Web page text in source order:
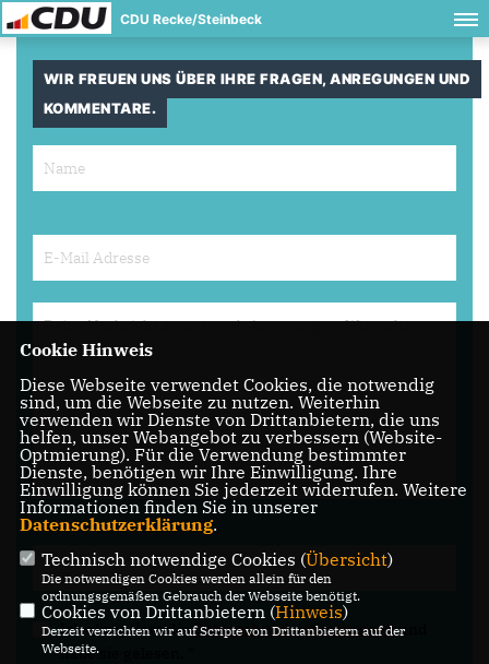
CDU Recke/Steinbeck
WIR FREUEN UNS ÜBER IHRE FRAGEN, ANREGUNGEN UND
KOMMENTARE.
Ich akzeptiere dieDatenschutzbestimmungenund
habe sie gelesen.
Cookie Hinweis
Diese Webseite verwendet Cookies, die notwendig
sind, um die Webseite zu nutzen. Weiterhin
verwenden wir Dienste von Drittanbietern, die uns
helfen, unser Webangebot zu verbessern (Website-
Optmierung). Für die Verwendung bestimmter
Dienste, benötigen wir Ihre Einwilligung. Ihre
Einwilligung können Sie jederzeit widerrufen. Weitere
Informationen finden Sie in unserer
Datenschutzerklärung.
Technisch notwendige Cookies (Übersicht)
Die notwendigen Cookies werden allein für den
ordnungsgemäßen Gebrauch der Webseite benötigt.
Cookies von Drittanbietern (Hinweis)
Derzeit verzichten wir auf Scripte von Drittanbietern auf der
Webseite.